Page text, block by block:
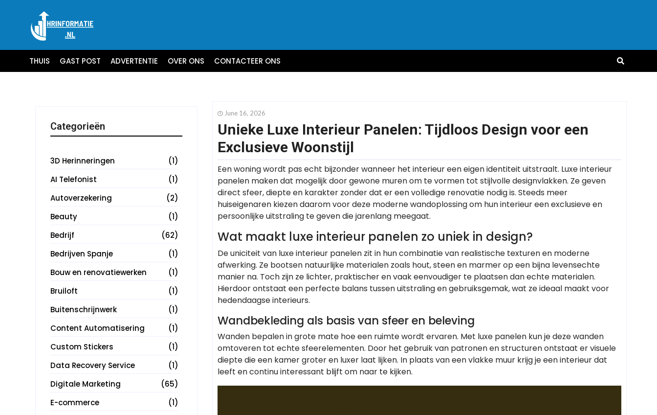
THUIS GAST POST ADVERTENTIE OVER ONS CONTACTEER ONS
Categorieën
3D Herinneringen
(1)
AI Telefonist
(1)
Autoverzekering
(2)
Beauty
(1)
Bedrijf
(62)
Bedrijven Spanje
(1)
Bouw en renovatiewerken
(1)
Bruiloft
(1)
Buitenschrijnwerk
(1)
Content Automatisering
(1)
Custom Stickers
(1)
Data Recovery Service
(1)
Digitale Marketing
(65)
E-commerce
(1)
June 16, 2026
Unieke Luxe Interieur Panelen: Tijdloos Design voor een
Exclusieve Woonstijl
Een woning wordt pas echt bijzonder wanneer het interieur een eigen identiteit uitstraalt. Luxe interieur
panelen maken dat mogelijk door gewone muren om te vormen tot stijlvolle designvlakken. Ze geven
direct sfeer, diepte en karakter zonder dat er een volledige renovatie nodig is. Steeds meer
huiseigenaren kiezen daarom voor deze moderne wandoplossing om hun interieur een exclusieve en
persoonlijke uitstraling te geven die jarenlang meegaat.
Wat maakt luxe interieur panelen zo uniek in design?
De uniciteit van luxe interieur panelen zit in hun combinatie van realistische texturen en moderne
afwerking. Ze bootsen natuurlijke materialen zoals hout, steen en marmer op een bijna levensechte
manier na. Toch zijn ze lichter, praktischer en vaak eenvoudiger te plaatsen dan echte materialen.
Hierdoor ontstaat een perfecte balans tussen uitstraling en gebruiksgemak, wat ze ideaal maakt voor
hedendaagse interieurs.
Wandbekleding als basis van sfeer en beleving
Wanden bepalen in grote mate hoe een ruimte wordt ervaren. Met luxe panelen kun je deze wanden
omtoveren tot echte sfeerelementen. Door het gebruik van patronen en structuren ontstaat er visuele
diepte die een kamer groter en luxer laat lijken. In plaats van een vlakke muur krijg je een interieur dat
leeft en continu interessant blijft om naar te kijken.